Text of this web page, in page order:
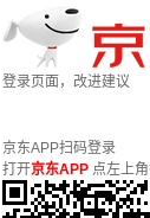
登录页面，改进建议
京东APP扫码登录
打开京东APP 点左上